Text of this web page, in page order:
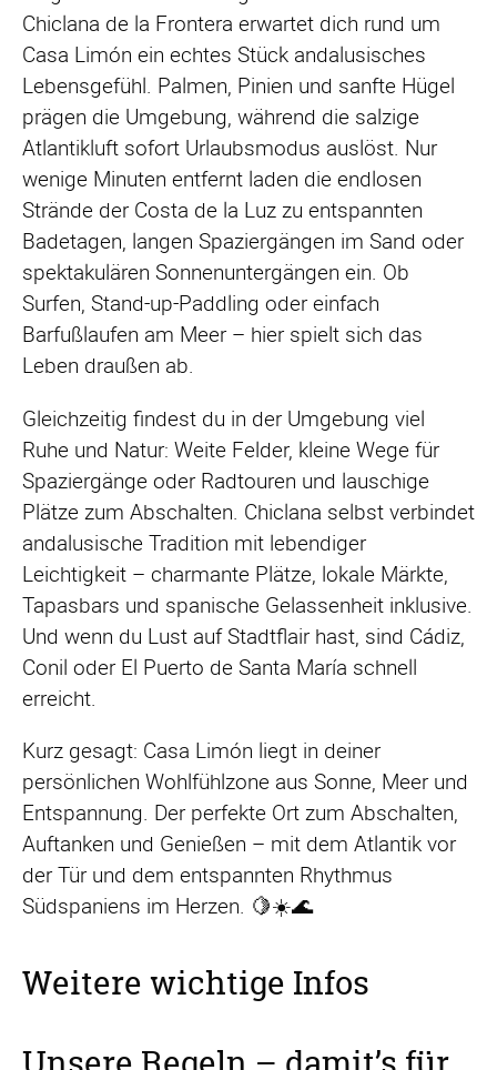
Chiclana de la Frontera erwartet dich rund um
Casa Limón ein echtes Stück andalusisches
Lebensgefühl. Palmen, Pinien und sanfte Hügel
prägen die Umgebung, während die salzige
Atlantikluft sofort Urlaubsmodus auslöst. Nur
wenige Minuten entfernt laden die endlosen
Strände der Costa de la Luz zu entspannten
Badetagen, langen Spaziergängen im Sand oder
spektakulären Sonnenuntergängen ein. Ob
Surfen, Stand-up-Paddling oder einfach
Barfußlaufen am Meer – hier spielt sich das
Leben draußen ab.
Gleichzeitig findest du in der Umgebung viel
Ruhe und Natur: Weite Felder, kleine Wege für
Spaziergänge oder Radtouren und lauschige
Plätze zum Abschalten. Chiclana selbst verbindet
andalusische Tradition mit lebendiger
Leichtigkeit – charmante Plätze, lokale Märkte,
Tapasbars und spanische Gelassenheit inklusive.
Und wenn du Lust auf Stadtflair hast, sind Cádiz,
Conil oder El Puerto de Santa María schnell
erreicht.
Kurz gesagt: Casa Limón liegt in deiner
persönlichen Wohlfühlzone aus Sonne, Meer und
Entspannung. Der perfekte Ort zum Abschalten,
Auftanken und Genießen – mit dem Atlantik vor
der Tür und dem entspannten Rhythmus
Südspaniens im Herzen. 🍋☀️🌊
Weitere wichtige Infos